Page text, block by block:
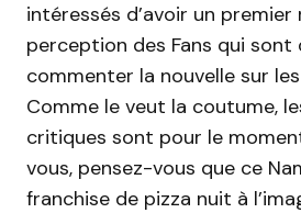
intéressés d’avoir un
perception des Fans qui sont
commenter la nouvelle sur
Comme le veut la coutume,
critiques sont pour le
vous, pensez-vous que ce
franchise de pizza nuit à